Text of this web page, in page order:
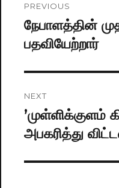
navigation
PREVIOUS
Previous
post:
நேபாளத்தின்
பதவியேற்றார்
NEXT
Next
post:
’முள்ளிக்குளம்
அபகரித்து